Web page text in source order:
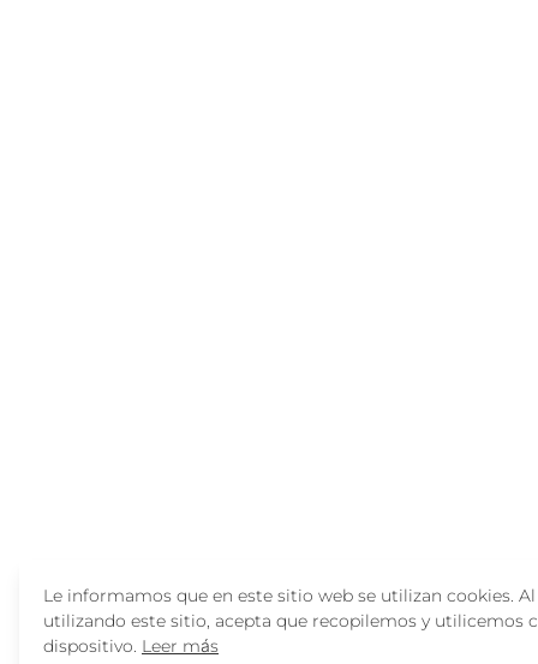
Le informamos que en este sitio web se utilizan cookies.
utilizando este sitio, acepta que recopilemos y utilicemos
dispositivo. Leer más